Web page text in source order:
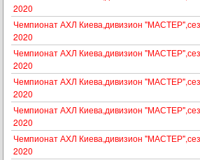
2020
Чемпионат АХЛ Киева,дивизион
2020
Чемпионат АХЛ Киева,дивизион
2020
Чемпионат АХЛ Киева,дивизион
2020
Чемпионат АХЛ Киева,дивизион
2020
Чемпионат АХЛ Киева,дивизион
2020